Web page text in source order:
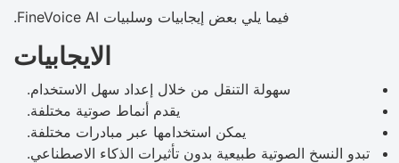
فيما يلي بعض إيجابيات وسلبيات FineVoice AI.
الايجابيات
سهولة التنقل من خلال إعداد سهل الاستخدام.
يقدم أنماط صوتية مختلفة.
يمكن استخدامها عبر مبادرات مختلفة.
تبدو النسخ الصوتية طبيعية بدون تأثيرات الذكاء الاصطناعي.